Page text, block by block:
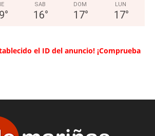
°
SAB
16°
DOM
17°
LUN
17°
el ID del anuncio! ¡Comprueba